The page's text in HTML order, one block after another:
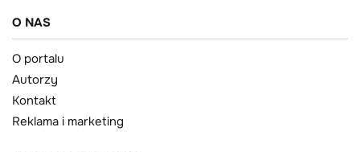
O NAS
O portalu
Autorzy
Kontakt
Reklama i marketing